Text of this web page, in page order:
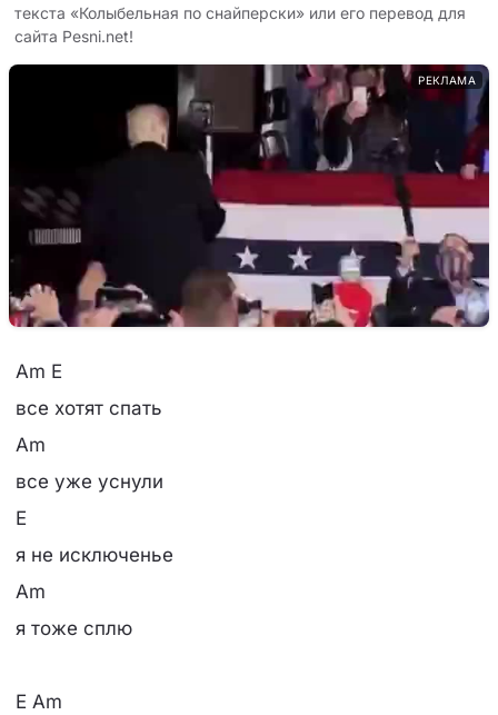
текста «Колыбельная по снайперски» или его перевод для
сайта Pesni.net!
РЕКЛАМА
Am E
все хотят спать
Am
все уже уснули
E
я не исключенье
Am
я тоже сплю
E Am